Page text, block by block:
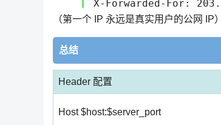
（第一个 IP 永远是真实用户的公网 IP）
总结
Header 配置
Host $host:$server_port